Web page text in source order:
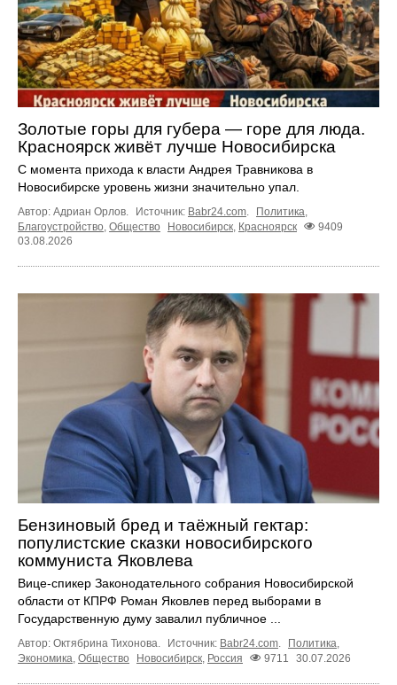
Золотые горы для губера — горе для люда.
Красноярск живёт лучше Новосибирска
С момента прихода к власти Андрея Травникова в
Новосибирске уровень жизни значительно упал.
Автор: Адриан Орлов. Источник: Babr24.com. Политика,
Благоустройство, Общество Новосибирск, Красноярск
9409
03.08.2026
Бензиновый бред и таёжный гектар:
популистские сказки новосибирского
коммуниста Яковлева
Вице-спикер Законодательного собрания Новосибирской
области от КПРФ Роман Яковлев перед выборами в
Государственную думу завалил публичное ...
Автор: Октябрина Тихонова. Источник: Babr24.com. Политика,
Экономика, Общество Новосибирск, Россия 9711 30.07.2026